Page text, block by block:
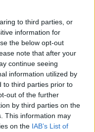
to third parties, or
information for
the below opt-out
note that after your
continue seeing
information utilized by
to third parties prior to
out of the further
by third parties on the
This information may
on the IAB’s List of
azadatvédelmi